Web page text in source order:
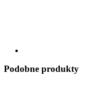
Podobne produkty